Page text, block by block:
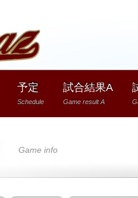
予定
Schedule
試合結果A
Game result A
Game info